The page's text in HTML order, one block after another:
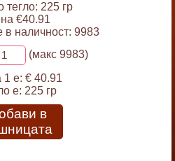
тегло: 225 гр
€40.91
в наличност: 9983
(макс 9983)
1 е: € 40.91
е: 225 гр
в